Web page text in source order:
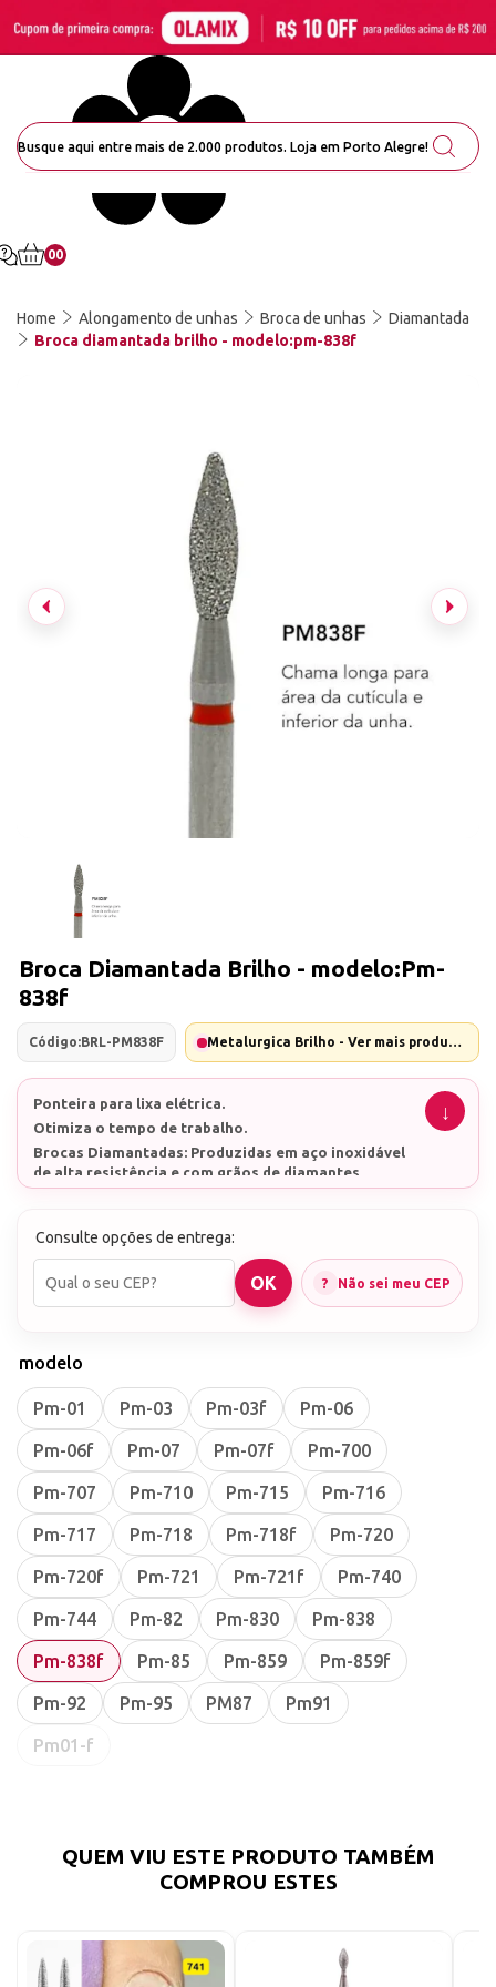
00
Home Alongamento de unhas Broca de unhas
Diamantada
Broca diamantada brilho - modelo:pm-838f
Broca Diamantada Brilho - modelo:Pm-
838f
Código:BRL-PM838F Metalurgica Brilho - Ver mais produtos desta marca
Ponteira para lixa elétrica.
Otimiza o tempo de trabalho.
Brocas Diamantadas: Produzidas em aço inoxidável
de alta resistência e com grãos de diamantes
naturais de dimensões controladas.
elétrica. Investimento que vale a pena.
Consulte opções de entrega:
Não sei meu CEP
modelo
Pm-01 Pm-03 Pm-03f Pm-06
Pm-06f Pm-07 Pm-07f Pm-700
Pm-707 Pm-710 Pm-715 Pm-716
Pm-717 Pm-718 Pm-718f Pm-720
Pm-720f Pm-721 Pm-721f Pm-740
Pm-744 Pm-82 Pm-830 Pm-838
Pm-838f Pm-85 Pm-859 Pm-859f
Pm-92 Pm-95 PM87 Pm91
Pm01-f
QUEM VIU ESTE PRODUTO TAMBÉM
COMPROU ESTES